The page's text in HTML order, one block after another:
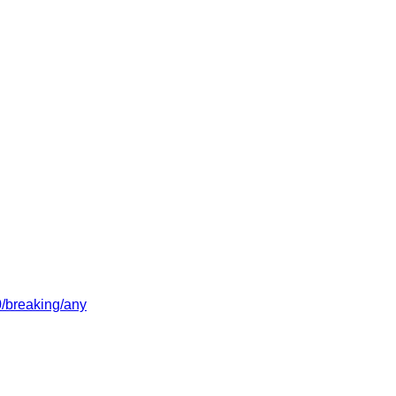
breaking/any